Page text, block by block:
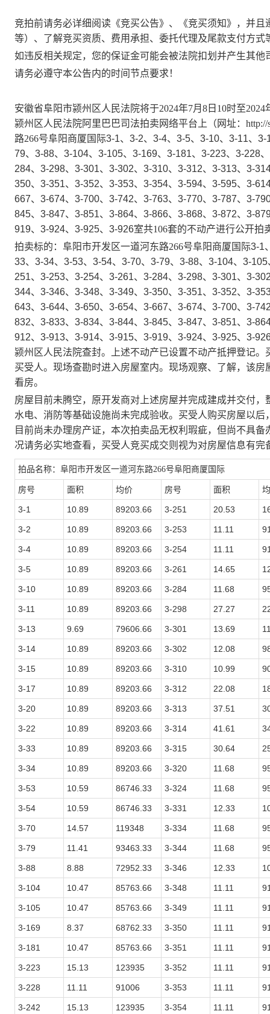
竞拍前请务必详细阅读《竞买公告》、《竞买须知》，并
等）、了解竞买资质、费用承担、委托代理及尾款支付方式
如违反相关规定，您的保证金可能会被法院扣划并产生其他
请务必遵守本公告内的时间节点要求！
安徽省阜阳市颍州区人民法院将于2024年7月8日10时至
颍州区人民法院阿里巴巴司法拍卖网络平台上（网址：
路266号阜阳商厦国际3-1、 3-2、 3-4、 3-5、 3-10、 3-11、 3-
79、 3-88、 3-104、 3-105、 3-169、 3-181、 3-223、 3-228、
284、 3-298、 3-301、 3-302、 3-310、 3-312、 3-313、 3-
350、 3-351、 3-352、 3-353、 3-354、 3-594、 3-595、 3-
667、 3-674、 3-700、 3-742、 3-763、 3-770、 3-787、 3-
845、 3-847、 3-851、 3-864、 3-866、 3-868、 3-872、 3-
919、 3-924、 3-925、 3-926室共106套的不动产进行公开拍
拍卖标的：阜阳市开发区一道河东路266号阜阳商厦国际3-1
33、 3-34、 3-53、 3-54、 3-70、 3-79、 3-88、 3-104、 3-105
251、 3-253、 3-254、 3-261、 3-284、 3-298、 3-301、 3-
344、 3-346、 3-348、 3-349、 3-350、 3-351、 3-352、 3-
643、 3-644、 3-650、 3-654、 3-667、 3-674、 3-700、 3-
832、 3-833、 3-834、 3-844、 3-845、 3-847、 3-851、 3-
912、 3-913、 3-914、 3-915、 3-919、 3-924、 3-925、 3-
颍州区人民法院查封。上述不动产已设置不动产抵押登记。
买受人。现场查勘时进入房屋室内。现场观察、了解，该
看房。
房屋目前未腾空，原开发商对上述房屋并完成建成并交付
水电、消防等基础设施尚未完成验收。买受人购买房屋以后
目前尚未办理房产证，本次拍卖品无权利瑕疵，但尚不具
况请务必实地查看，买受人竞买成交则视为对房屋信息有完
拍品名称：阜阳市开发区一道河东路266号阜阳商厦国际
房号 面积 均价 房号 面积
3-1 10.89 89203.66 3-251 20.53
3-2 10.89 89203.66 3-253 11.11
3-4 10.89 89203.66 3-254 11.11
3-5 10.89 89203.66 3-261 14.65
3-10 10.89 89203.66 3-284 11.68
3-11 10.89 89203.66 3-298 27.27
3-13 9.69 79606.66 3-301 13.69
3-14 10.89 89203.66 3-302 12.08
3-15 10.89 89203.66 3-310 10.99
3-17 10.89 89203.66 3-312 22.08
3-20 10.89 89203.66 3-313 37.51
3-22 10.89 89203.66 3-314 41.61
3-33 10.89 89203.66 3-315 30.64
3-34 10.89 89203.66 3-320 11.68
3-53 10.59 86746.33 3-324 11.68
3-54 10.59 86746.33 3-331 12.33
3-70 14.57 119348 3-334 11.68
3-79 11.41 93463.33 3-344 11.68
3-88 8.88 72952.33 3-346 12.33
3-104 10.47 85763.66 3-348 11.11
3-105 10.47 85763.66 3-349 11.11
3-169 8.37 68762.33 3-350 11.11
3-181 10.47 85763.66 3-351 11.11
3-223 15.13 123935 3-352 11.11
3-228 11.11 91006 3-353 11.11
3-242 15.13 123935 3-354 11.11